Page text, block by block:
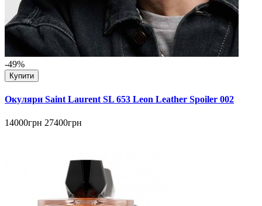
-49%
Купити
Окуляри Saint Laurent SL 653 Leon Leather Spoiler 002
14000грн 27400грн